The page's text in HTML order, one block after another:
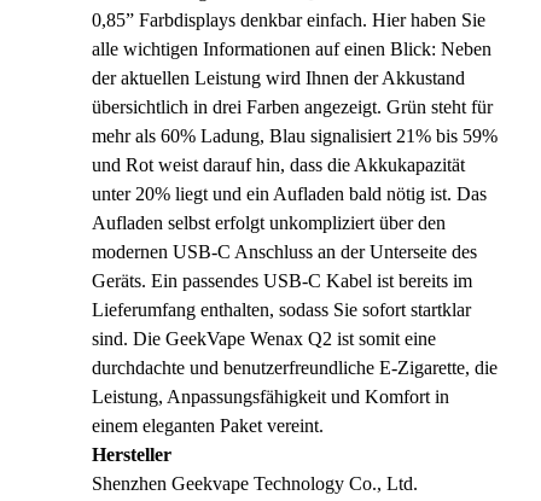
0,85” Farbdisplays denkbar einfach. Hier haben Sie
alle wichtigen Informationen auf einen Blick: Neben
der aktuellen Leistung wird Ihnen der Akkustand
übersichtlich in drei Farben angezeigt. Grün steht für
mehr als 60% Ladung, Blau signalisiert 21% bis 59%
und Rot weist darauf hin, dass die Akkukapazität
unter 20% liegt und ein Aufladen bald nötig ist. Das
Aufladen selbst erfolgt unkompliziert über den
modernen USB-C Anschluss an der Unterseite des
Geräts. Ein passendes USB-C Kabel ist bereits im
Lieferumfang enthalten, sodass Sie sofort startklar
sind. Die GeekVape Wenax Q2 ist somit eine
durchdachte und benutzerfreundliche E-Zigarette, die
Leistung, Anpassungsfähigkeit und Komfort in
einem eleganten Paket vereint.
Hersteller
Shenzhen Geekvape Technology Co., Ltd.